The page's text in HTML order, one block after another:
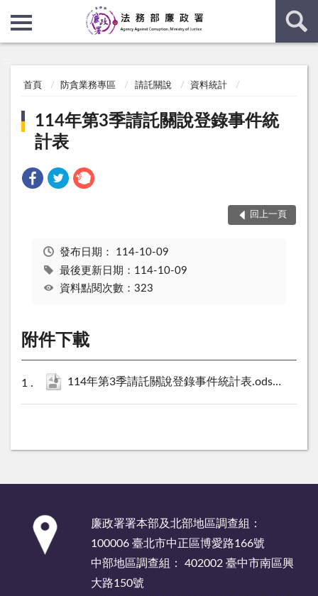
首頁 防貪業務專區 請託關說 資料統計
114年第3季請託關說登錄事件統
計表
回上一頁
發布日期： 114-10-09
最後更新日期：114-10-09
資料點閱次數：323
附件下載
114年第3季請託關說登錄事件統計表.ods 13 KB
廉政署署本部及北部地區調查組：
100006 臺北市中正區博愛路166號
中部地區調查組： 402002 臺中市南區興
大路150號